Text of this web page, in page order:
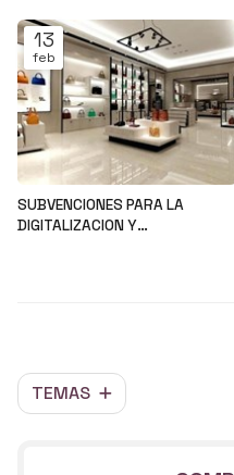
TEMAS
13
feb
SUBVENCIONES PARA LA
DIGITALIZACION Y